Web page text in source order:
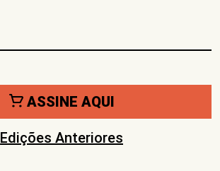
ASSINE AQUI
Edições Anteriores